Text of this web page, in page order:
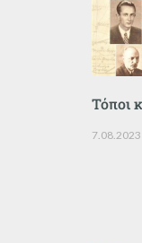
Τόποι
7.08.2023